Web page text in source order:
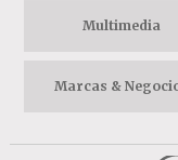
Multimedia
Marcas &